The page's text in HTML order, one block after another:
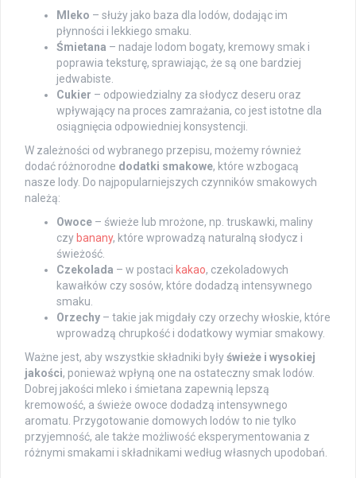
Mleko – służy jako baza dla lodów, dodając im
płynności i lekkiego smaku.
Śmietana – nadaje lodom bogaty, kremowy smak i
poprawia teksturę, sprawiając, że są one bardziej
jedwabiste.
Cukier – odpowiedzialny za słodycz deseru oraz
wpływający na proces zamrażania, co jest istotne dla
osiągnięcia odpowiedniej konsystencji.
W zależności od wybranego przepisu, możemy również
dodać różnorodne dodatki smakowe, które wzbogacą
nasze lody. Do najpopularniejszych czynników smakowych
należą:
Owoce – świeże lub mrożone, np. truskawki, maliny
czy banany, które wprowadzą naturalną słodycz i
świeżość.
Czekolada – w postaci kakao, czekoladowych
kawałków czy sosów, które dodadzą intensywnego
smaku.
Orzechy – takie jak migdały czy orzechy włoskie, które
wprowadzą chrupkość i dodatkowy wymiar smakowy.
Ważne jest, aby wszystkie składniki byłyświeże i wysokiej
jakości, ponieważ wpłyną one na ostateczny smak lodów.
Dobrej jakości mleko i śmietana zapewnią lepszą
kremowość, a świeże owoce dodadzą intensywnego
aromatu. Przygotowanie domowych lodów to nie tylko
przyjemność, ale także możliwość eksperymentowania z
różnymi smakami i składnikami według własnych upodobań.